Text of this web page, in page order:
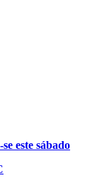
este sábado